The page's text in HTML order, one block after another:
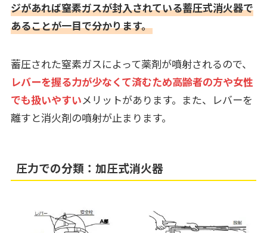
ジがあれば窒素ガスが封入されている蓄圧式消火器で
あることが一目で分かります。
蓄圧された窒素ガスによって薬剤が噴射されるので、
レバーを握る力が少なくて済むため高齢者の方や女性
でも扱いやすいメリットがあります。また、レバーを
離すと消火剤の噴射が止まります。
圧力での分類：加圧式消火器